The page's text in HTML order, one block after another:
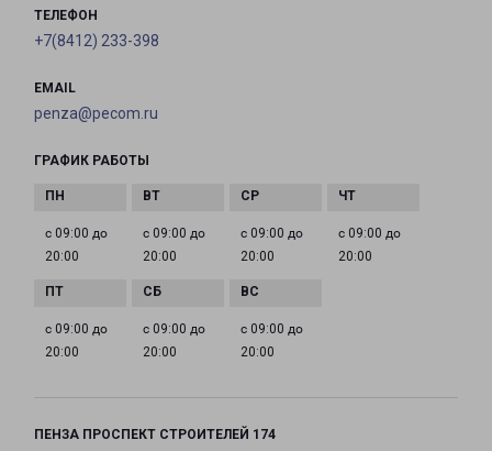
ТЕЛЕФОН
+7(8412) 233-398
EMAIL
penza@pecom.ru
ГРАФИК РАБОТЫ
с 09:00 до
20:00
с 09:00 до
20:00
с 09:00 до
20:00
с 09:00 до
20:00
с 09:00 до
20:00
с 09:00 до
20:00
с 09:00 до
20:00
ПЕНЗА ПРОСПЕКТ СТРОИТЕЛЕЙ 174